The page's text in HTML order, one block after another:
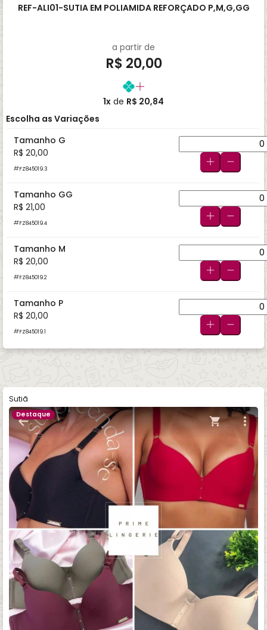
REF-ALI01-SUTIA EM POLIAMIDA REFORÇADO P,M,G,GG
a partir de
R$ 20,00
1x de R$ 20,84
Escolha as Variações
Tamanho G
R$ 20,00
FZ845019.3
Tamanho GG
R$ 21,00
FZ845019.4
Tamanho M
R$ 20,00
FZ845019.2
Tamanho P
R$ 20,00
FZ845019.1
Sutiã
Destaque